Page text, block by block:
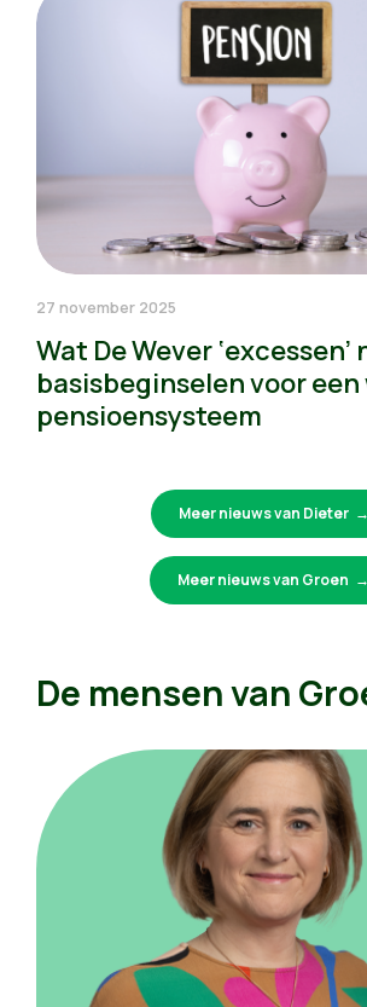
27 november 2025
Wat De Wever
basisbeginselen voor een
pensioensysteem
Meer nieuws van Dieter
Meer nieuws van Groen
De mensen van